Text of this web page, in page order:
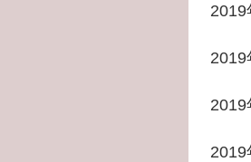
2019
2019
2019
2019